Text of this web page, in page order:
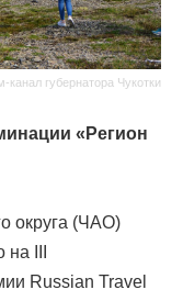
канал губернатора Чукотки
«Регион
округа (ЧАО)
на III
Russian Travel